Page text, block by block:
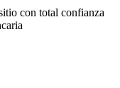
con total confianza